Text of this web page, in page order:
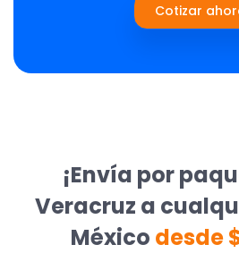
Cotizar
¡Envía por
Veracruz a
México desde